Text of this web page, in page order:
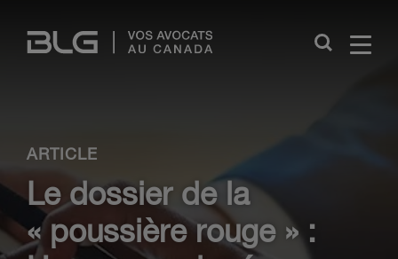
Links
Close
ARTICLE
Le dossier de la
« poussière rouge » :